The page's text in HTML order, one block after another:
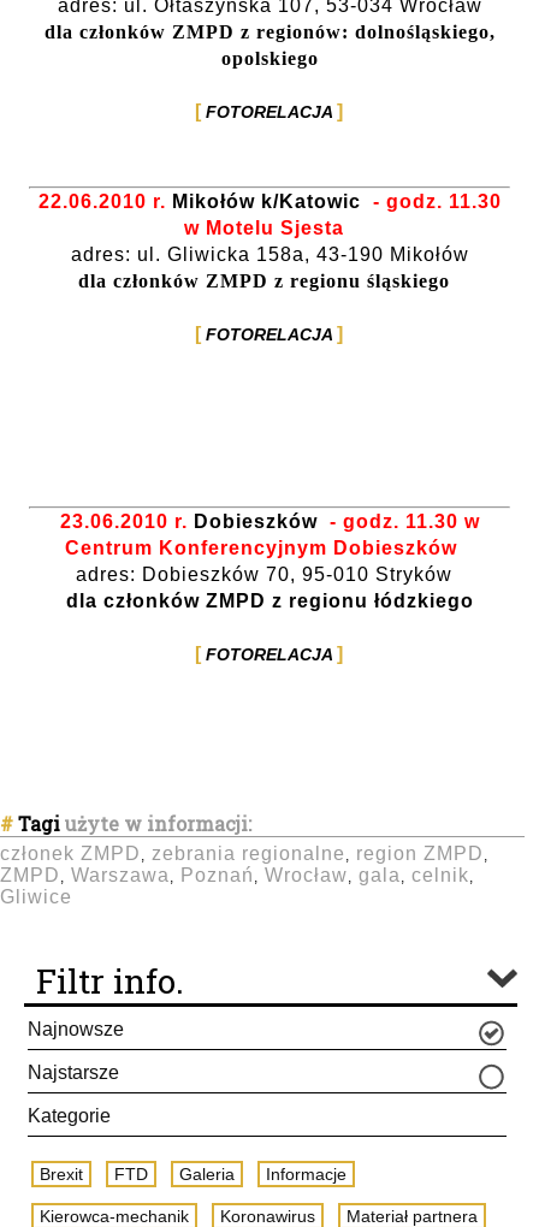
adres: ul. Ołtaszyńska 107, 53-034 Wrocław
dla członków ZMPD z regionów: dolnośląskiego,
opolskiego
FOTORELACJA
22.06.2010 r. Mikołów k/Katowic
- godz. 11.30
w Motelu Sjesta
adres: ul. Gliwicka 158a, 43-190 Mikołów
dla członków ZMPD z regionu śląskiego
FOTORELACJA
23.06.2010 r. Dobieszków
- godz. 11.30 w
Centrum Konferencyjnym Dobieszków
adres: Dobieszków 70, 95-010 Stryków
dla członków ZMPD z regionu łódzkiego
FOTORELACJA
#Tagiużyte w informacji:
członek ZMPD , zebrania regionalne , region ZMPD ,
ZMPD , Warszawa , Poznań , Wrocław, gala , celnik,
Gliwice
Filtr info.
Najnowsze
Najstarsze
Kategorie
Brexit FTD Galeria Informacje
Kierowca-mechanik Koronawirus Materiał partnera